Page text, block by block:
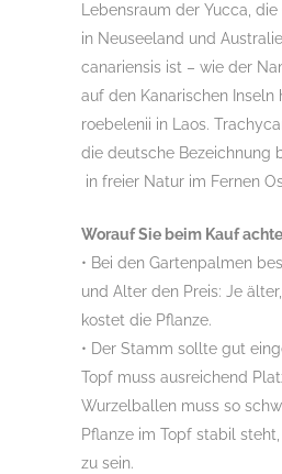
Lebensraum der Yucca,
in Neuseeland und
canariensis ist – wie der
auf den Kanarischen Inseln
roebelenii in Laos.
die deutsche Bezeichnung
in freier Natur im Fernen
Worauf Sie beim Kauf
• Bei den Gartenpalmen
und Alter den Preis: Je
kostet die Pflanze.
• Der Stamm sollte gut
Topf muss ausreichend
Wurzelballen muss so
Pflanze im Topf stabil
zu sein.